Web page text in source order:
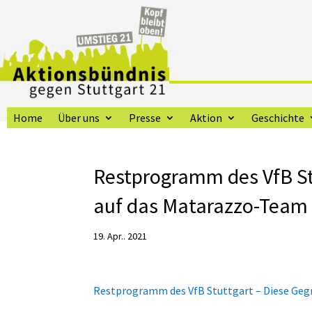
Home Über uns Presse Aktion Geschichte
Restprogramm des VfB
auf das Matarazzo-
19. Apr.. 2021
Restprogramm des VfB Stuttgart – Diese